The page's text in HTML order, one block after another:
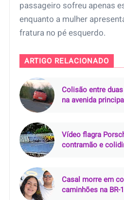
passageiro sofreu apenas
enquanto a mulher
fratura no pé esquerdo.
ARTIGO RELACIONADO
Colisão entre
na avenida
Vídeo flagra
contramão e
Casal morre em
caminhões na BR-